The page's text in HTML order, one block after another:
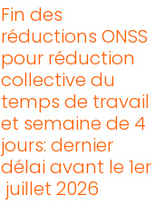
Fin des
réductions ONSS
pour réduction
collective du
temps de travail
et semaine de 4
jours: dernier
délai avant le 1er
juillet 2026